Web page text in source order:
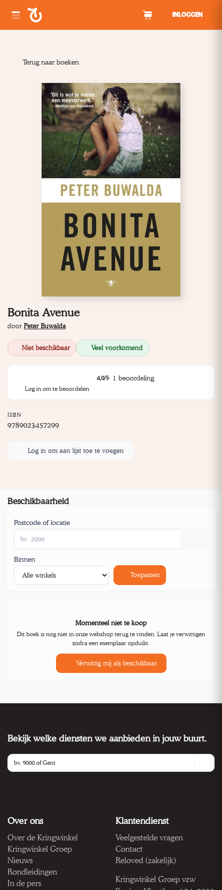
INLOGGEN
Terug naar boeken
Bonita Avenue
door Peter Buwalda
Niet beschikbaar Veel voorkomend
4,0/5· 1 beoordeling
Log in om te beoordelen
ISBN
9789023457299
Log in om aan lijst toe te voegen
Beschikbaarheid
Postcode of locatie
Binnen
Toepassen
Momenteel niet te koop
Dit boek is nog niet in onze webshop terug te vinden. Laat je verwittigen
zodra een exemplaar opduikt.
Verwittig mij als beschikbaar
Bekijk welke diensten we aanbieden in jouw buurt.
Over ons
Over de Kringwinkel
Kringwinkel Groep
Nieuws
Rondleidingen
In de pers
Klantendienst
Veelgestelde vragen
Contact
Reloved (zakelijk)
Kringwinkel Groep vzw